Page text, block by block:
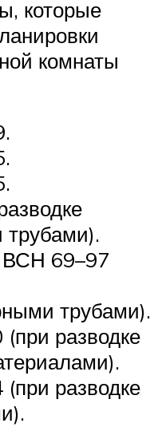
которые
комнаты
69–97
трубами).
разводке
разводке